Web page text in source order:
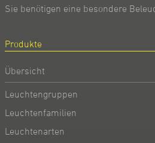
Sie benötigen eine besondere
Produkte
Übersicht
Leuchtengruppen
Leuchtenfamilien
Leuchtenarten